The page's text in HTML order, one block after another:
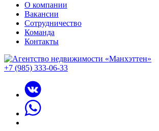
О компании
Вакансии
Сотрудничество
Команда
Контакты
+7 (985) 333-06-33